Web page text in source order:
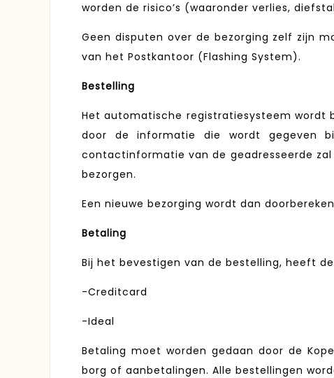
worden de risico’s (waaronder verlies,
Geen disputen over de bezorging zelf zijn
van het Postkantoor (Flashing System).
Bestelling
Het automatische registratiesysteem wordt
door de informatie die wordt gegeven
contactinformatie van de geadresseerde
bezorgen.
Een nieuwe bezorging wordt dan
Betaling
Bij het bevestigen van de bestelling, heeft
-Creditcard
-Ideal
Betaling moet worden gedaan door de
borg of aanbetalingen. Alle bestellingen